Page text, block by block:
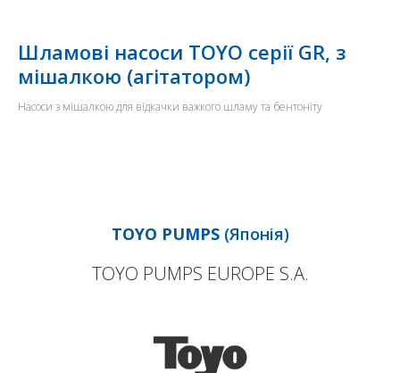
Шламові насоси TOYO серії GR, з
мішалкою (агітатором)
Насоси з мішалкою для відкачки важкого шламу та бентоніту
TOYO PUMPS(Японія)
TOYO PUMPS EUROPE S.A.